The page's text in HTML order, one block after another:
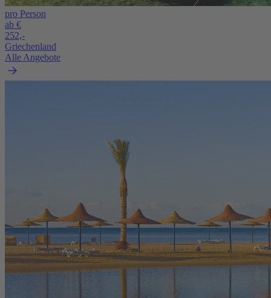
pro Person
ab €
252,-
Griechenland
Alle Angebote